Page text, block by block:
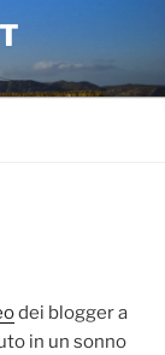
dei blogger a
in un sonno